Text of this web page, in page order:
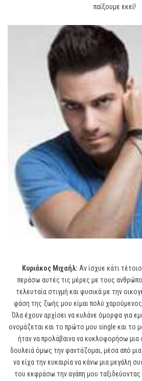
παίξουμε εκεί!
Κυριάκος Μιχαήλ: Αν ίσχυε κάτι
περάσω αυτές τις μέρες με τους
τελευταία στιγμή και φυσικά με την
φάση της ζωής μου είμαι πολύ
Όλα έχουν αρχίσει να κυλάνε όμορφα για
ονομάζεται και το πρώτο μου single και το
ήταν να προλάβαινα να κυκλοφορήσω
δουλειά όμως την φαντάζομαι, μέσα από μια
να είχα την ευκαιρία να κάνω μια μεγάλη
του εκφράσω την αγάπη μου ταξιδεύοντας